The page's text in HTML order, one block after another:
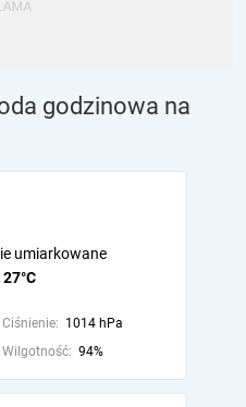
godzinowa na
27°C
umiarkowane
Ciśnienie: 1014 hPa
Wilgotność: 94%